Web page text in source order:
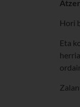
Hori
Eta